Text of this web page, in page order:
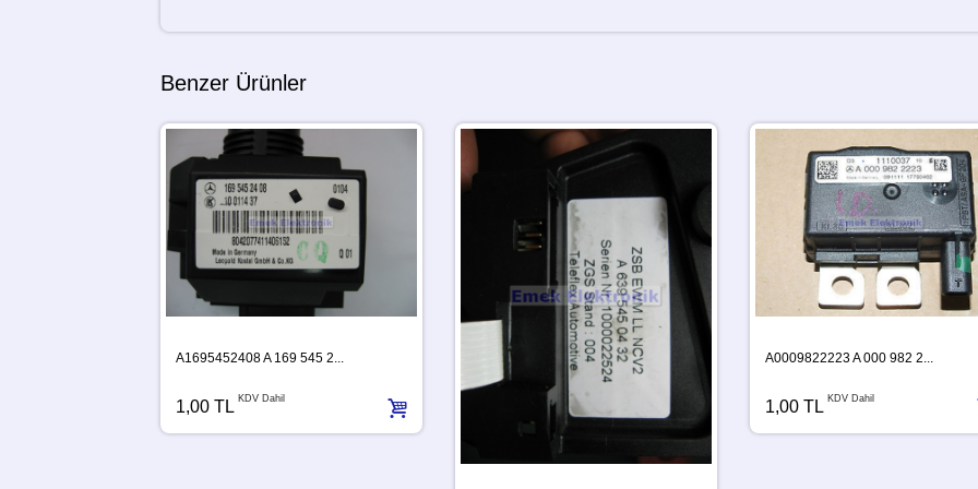
Benzer Ürünler
A1695452408 A 169 545 2...
1,00 TL KDV Dahil
A0009822223 A 000 982 2...
1,00 TL KDV Dahil